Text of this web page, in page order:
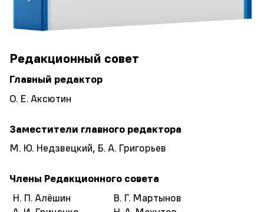
Редакционный совет
Главный редактор
О. Е. Аксютин
Заместители главного редактора
М. Ю. Недзвецкий, Б. А. Григорьев
Члены Редакционного совета
Н. П. Алёшин
В. Г. Мартынов